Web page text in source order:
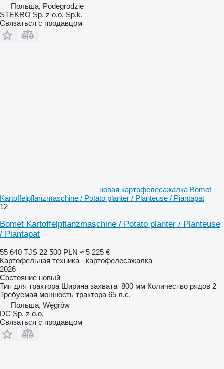
Польша, Podegrodzie
STEKRO Sp. z o.o. Sp.k.
Связаться с продавцом
новая картофелесажалка Bomet
Kartoffelpflanzmaschine / Potato planter / Planteuse / Piantapat
12
Bomet Kartoffelpflanzmaschine / Potato planter / Planteuse
/ Piantapat
55 640 TJS 22 500 PLN ≈ 5 225 €
Картофельная техника - картофелесажалка
2026
Состояние новый
Тип для трактора Ширина захвата 800 мм Количество рядов 2
Требуемая мощность трактора 65 л.с.
Польша, Węgrów
DC Sp. z o.o.
Связаться с продавцом